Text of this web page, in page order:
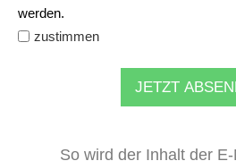
werden.
zustimmen
JETZT
So wird der Inhalt der